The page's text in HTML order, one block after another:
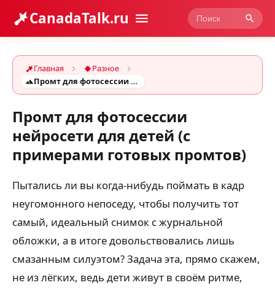
CanadaTalk.ru
Главная
Разное
Промт для фотосессии нейросети для детей (с примерами готовых промтов)
Промт для фотосессии
нейросети для детей (с
примерами готовых промтов)
Пытались ли вы когда-нибудь поймать в кадр
неугомонного непоседу, чтобы получить тот
самый, идеальный снимок с журнальной
обложки, а в итоге довольствовались лишь
смазанным силуэтом? Задача эта, прямо скажем,
не из лёгких, ведь дети живут в своём ритме,